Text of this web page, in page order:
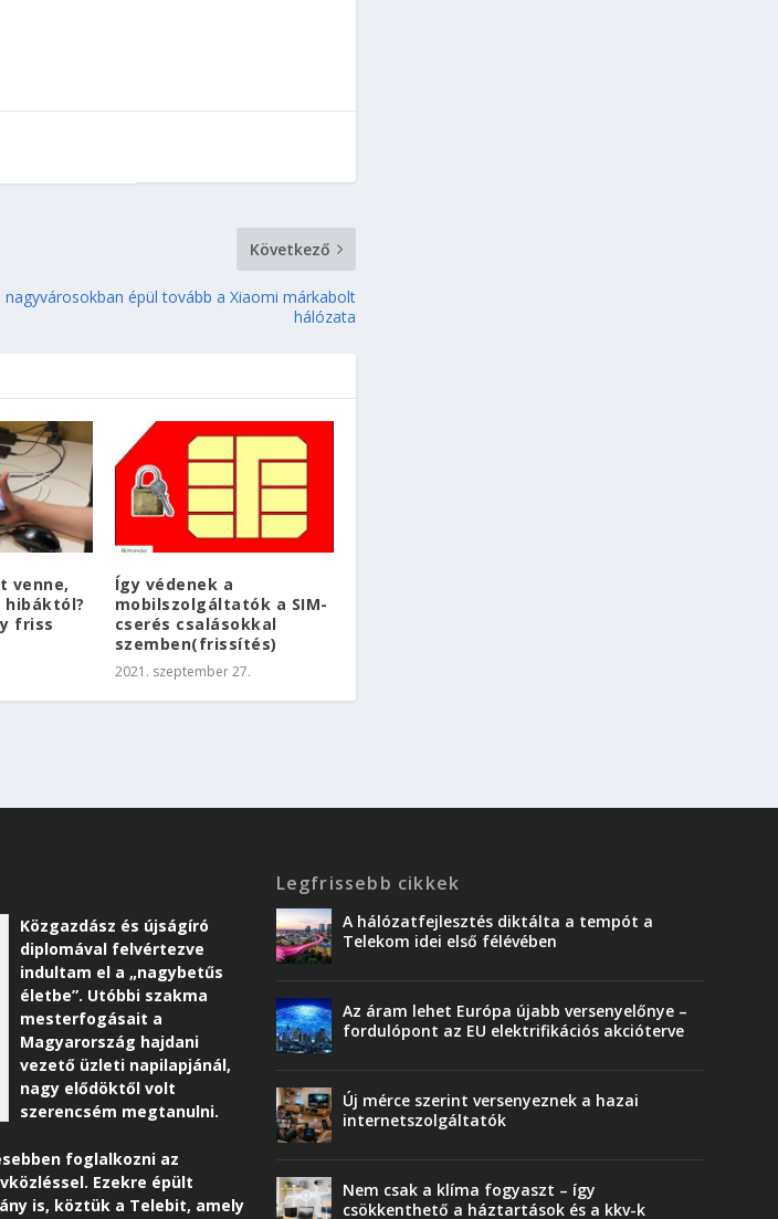
Következő
nagyvárosokban épül tovább a Xiaomi márkabolt
hálózata
venne,
friss
Így védenek a
mobilszolgáltatók a SIM-
cserés csalásokkal
szemben(frissítés)
2021. szeptember 27.
Közgazdász és újságíró
diplomával felvértezve
indultam el a „nagybetűs
életbe”. Utóbbi szakma
mesterfogásait a
Magyarország hajdani
vezető üzleti napilapjánál,
nagy elődöktől volt
szerencsém megtanulni.
foglalkozni az
Ezekre épült
is, köztük a Telebit, amely
Legfrissebb cikkek
A hálózatfejlesztés diktálta a tempót a
Telekom idei első félévében
Az áram lehet Európa újabb versenyelőnye –
fordulópont az EU elektrifikációs akcióterve
Új mérce szerint versenyeznek a hazai
internetszolgáltatók
Nem csak a klíma fogyaszt – így
csökkenthető a háztartások és a kkv-k